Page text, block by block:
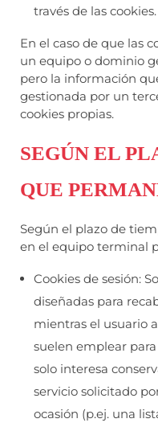
través de las cookies.
En el caso de que las
un equipo o dominio
pero la información
gestionada por un
cookies propias.
SEGÚN EL
QUE
Según el plazo de
en el equipo terminal
Cookies de sesión:
diseñadas para
mientras el usuario
suelen emplear
solo interesa
servicio solicitado
ocasión (p.ej. una